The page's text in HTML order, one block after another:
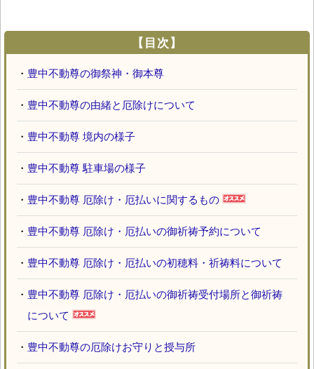
【目次】
・ 豊中不動尊の御祭神・御本尊
・ 豊中不動尊の由緒と厄除けについて
・ 豊中不動尊 境内の様子
・ 豊中不動尊 駐車場の様子
・ 豊中不動尊 厄除け・厄払いに関するもの
・ 豊中不動尊 厄除け・厄払いの御祈祷予約について
・ 豊中不動尊 厄除け・厄払いの初穂料・祈祷料について
・ 豊中不動尊 厄除け・厄払いの御祈祷受付場所と御祈祷
について
・ 豊中不動尊の厄除けお守りと授与所